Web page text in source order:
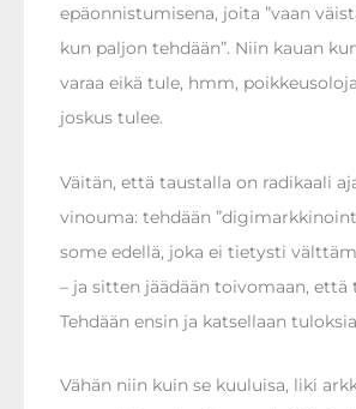
epäonnistumisena, joita ”vaan
kun paljon tehdään”. Niin kauan
varaa eikä tule, hmm,
joskus tulee.
Väitän, että taustalla on radikaali
vinouma: tehdään
some edellä, joka ei tietysti
– ja sitten jäädään toivomaan, että
Tehdään ensin ja katsellaan
Vähän niin kuin se kuuluisa, liki